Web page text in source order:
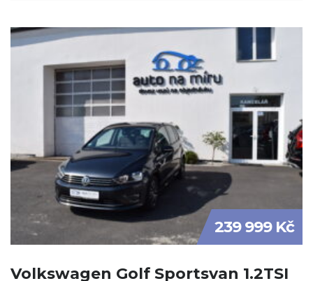
239 999 Kč
Volkswagen Golf Sportsvan 1.2TSI